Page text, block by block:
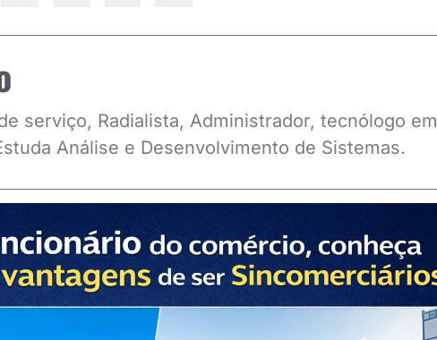
serviço, Radialista, Administrador, tecnólogo em
Análise e Desenvolvimento de Sistemas.